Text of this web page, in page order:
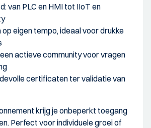
van PLC en HMI tot IIoT en
op eigen tempo, ideaal voor drukke
actieve community voor vragen
certificaten ter validatie van
krijg je onbeperkt toegang
Perfect voor individuele groei of